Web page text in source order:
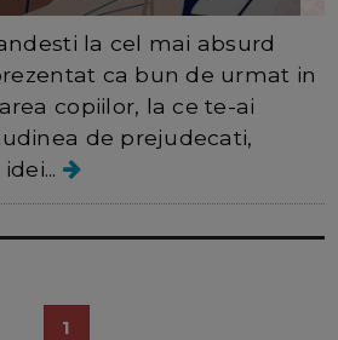
la cel mai absurd
ca bun de urmat in
copiilor, la ce te-ai
de prejudecati,
1